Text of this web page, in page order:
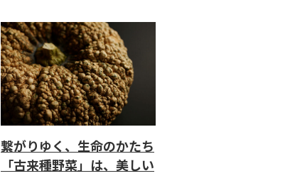
繋がりゆく、生命のかたち
「古来種野菜」は、美しい